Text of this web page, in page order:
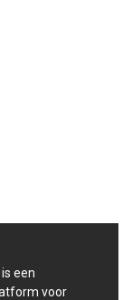
een
voor